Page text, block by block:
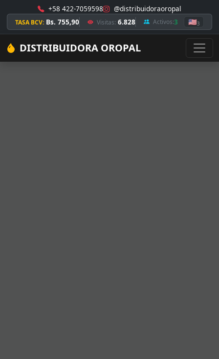
+58 422-7059598 @distribuidoraoropal
TASA BCV: Bs. 755,90 Visitas: 6.828 Activos:3 🇺🇸3
DISTRIBUIDORA OROPAL